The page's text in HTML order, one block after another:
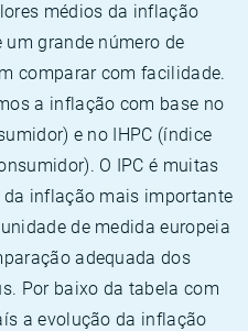
médios da inflação
um grande número de
comparar com facilidade.
a inflação com base no
e no IHPC (índice
O IPC é muitas
inflação mais importante
de medida europeia
adequada dos
Por baixo da tabela com
a evolução da inflação